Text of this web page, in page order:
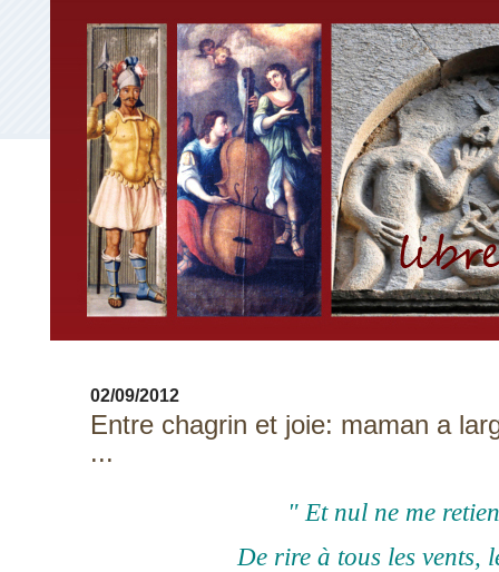
02/09/2012
Entre chagrin et joie: maman a
...
" Et nul ne me
De rire à tous les vents,